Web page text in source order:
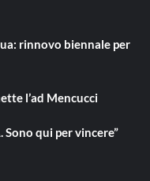
rinnovo biennale per
l’ad Mencucci
Sono qui per vincere”